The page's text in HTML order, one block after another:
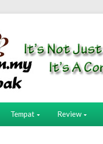
Tempat Review